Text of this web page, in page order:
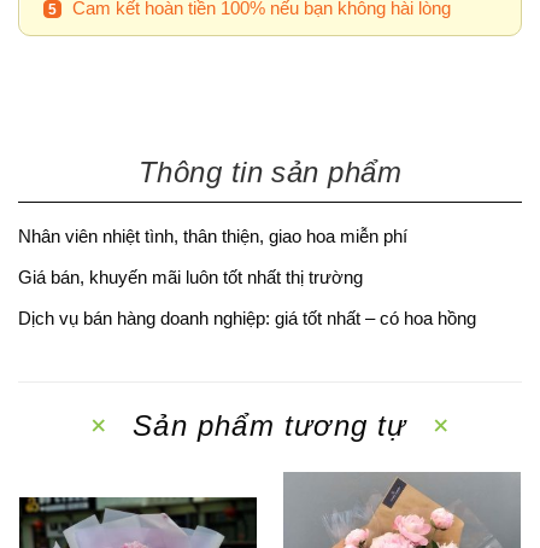
Cam kết hoàn tiền 100% nếu bạn không hài lòng
Thông tin sản phẩm
Nhân viên nhiệt tình, thân thiện, giao hoa miễn phí
Giá bán, khuyến mãi luôn tốt nhất thị trường
Dịch vụ bán hàng doanh nghiệp: giá tốt nhất – có hoa hồng
Sản phẩm tương tự